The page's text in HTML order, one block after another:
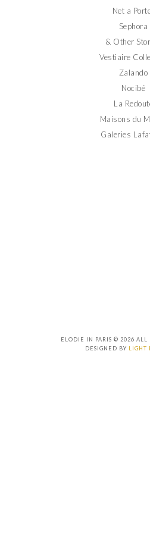
Net a
Sephora
& Other
Vestiaire
Zalando
Nocibé
La
Maisons du
Galeries
ELODIE IN PARIS © 2026 ALL
DESIGNED BY LIGHT